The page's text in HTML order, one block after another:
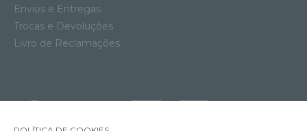
Envios e Entregas
Trocas e Devoluções
Livro de Reclamações